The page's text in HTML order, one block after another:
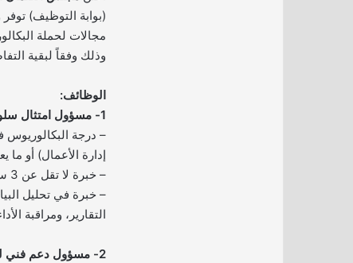
(بوابة التوظيف)
مجالات لحملة
وذلك وفقاً لبقية
الوظائف:
1- مسؤول امتثال سلوكي:
– درجة
إدارة الأعمال) أو ما
– خبرة لا تقل عن 3 سنوات في مجال ذات صلة.
– خبرة في تحليل
التقارير، ومراقبة
2- مسؤول دعم فني لتقنية المعلومات: